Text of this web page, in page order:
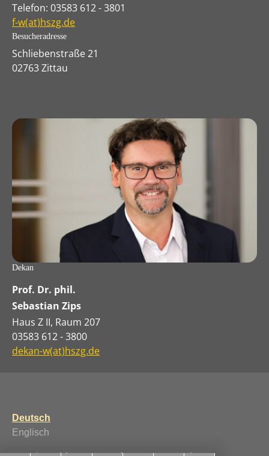
Telefon: 03583 612 - 3801
f-w(at)hszg.de
Besucheradresse
Schliebenstraße 21
02763 Zittau
Dekan
Prof. Dr. phil.
Sebastian Zips
Haus Z II, Raum 207
03583 612 - 3800
dekan-w(at)hszg.de
Deutsch
Englisch